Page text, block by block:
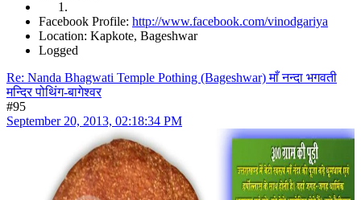
Facebook Profile: http://www.facebook.com/vinodgariya
Location: Kapkote, Bageshwar
Logged
Re: Nanda Bhagwati Temple Pothing (Bageshwar) माँ नन्दा भगवती
मन्दिर पोथिंग-बागेश्वर
#95
September 20, 2013, 02:18:34 PM